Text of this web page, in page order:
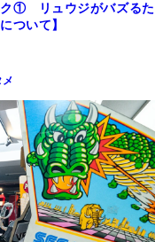
ク① リュウジがバズるた
ついて】